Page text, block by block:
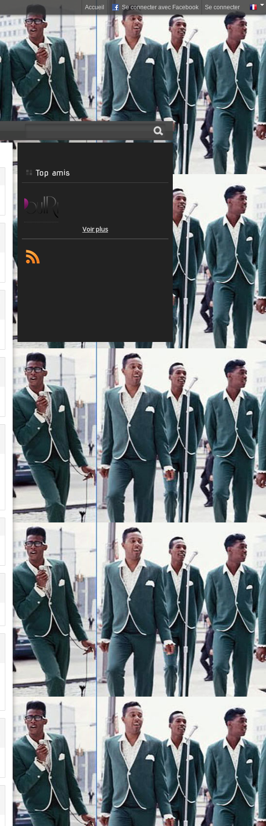
Accueil Se connecter avec Facebook Se connecter
Top amis
Voir plus